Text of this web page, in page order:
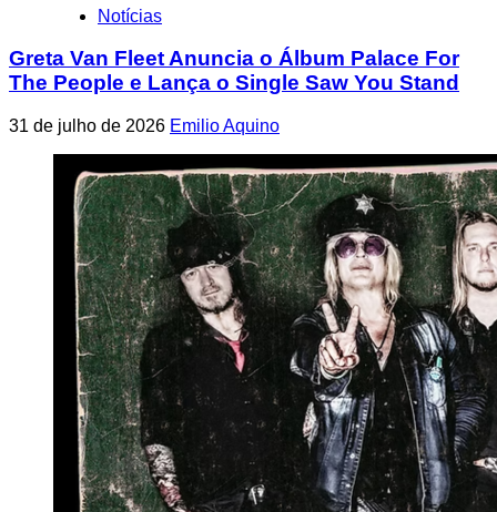
Notícias
Greta Van Fleet Anuncia o Álbum Palace For
The People e Lança o Single Saw You Stand
31 de julho de 2026 Emilio Aquino